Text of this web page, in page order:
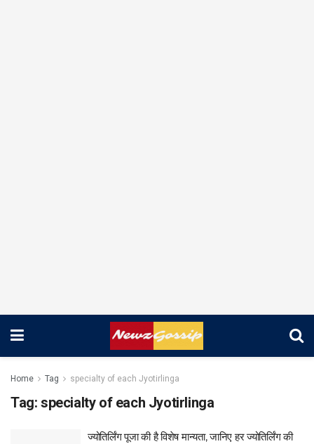
Home Tag specialty of each Jyotirlinga
Tag: specialty of each Jyotirlinga
ज्योतिर्लिंग पूजा की है विशेष मान्यता, जानिए हर ज्योतिर्लिंग की